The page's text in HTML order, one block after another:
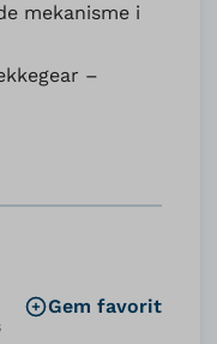
mekanisme i
–
Gem favorit